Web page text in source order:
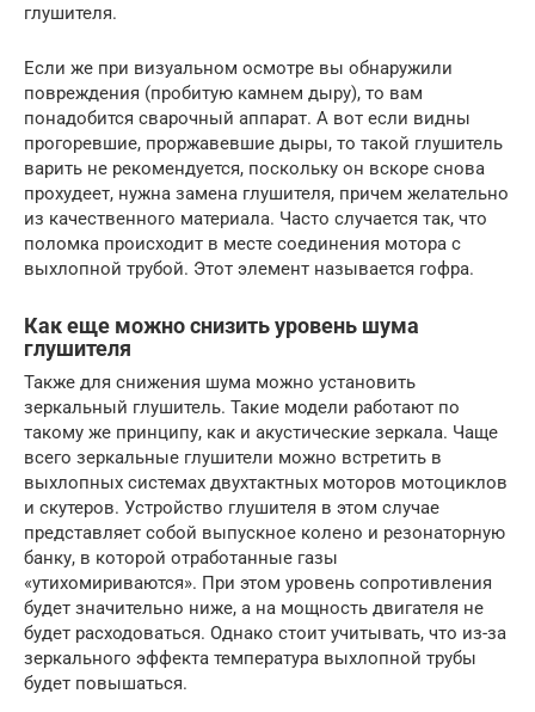
глушителя.
Если же при визуальном осмотре вы обнаружили
повреждения (пробитую камнем дыру), то вам
понадобится сварочный аппарат. А вот если видны
прогоревшие, проржавевшие дыры, то такой глушитель
варить не рекомендуется, поскольку он вскоре снова
прохудеет, нужна замена глушителя, причем желательно
из качественного материала. Часто случается так, что
поломка происходит в месте соединения мотора с
выхлопной трубой. Этот элемент называется гофра.
Как еще можно снизить уровень шума
глушителя
Также для снижения шума можно установить
зеркальный глушитель. Такие модели работают по
такому же принципу, как и акустические зеркала. Чаще
всего зеркальные глушители можно встретить в
выхлопных системах двухтактных моторов мотоциклов
и скутеров. Устройство глушителя в этом случае
представляет собой выпускное колено и резонаторную
банку, в которой отработанные газы
«утихомириваются». При этом уровень сопротивления
будет значительно ниже, а на мощность двигателя не
будет расходоваться. Однако стоит учитывать, что из-за
зеркального эффекта температура выхлопной трубы
будет повышаться.